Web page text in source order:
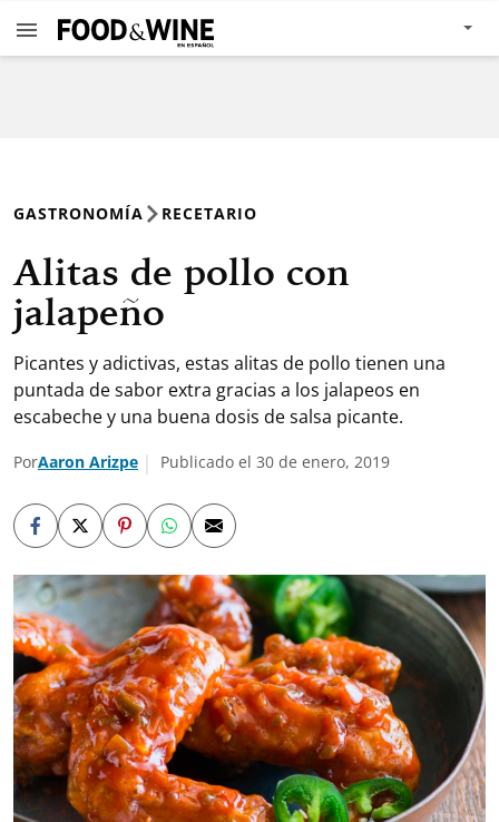
GASTRONOMÍA RECETARIO
Alitas de pollo con
jalapeño
Picantes y adictivas, estas alitas de pollo tienen una
puntada de sabor extra gracias a los jalapeos en
escabeche y una buena dosis de salsa picante.
PorAaron Arizpe Publicado el 30 de enero, 2019